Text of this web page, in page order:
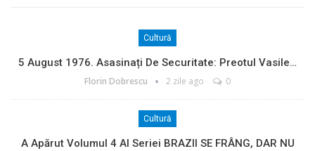
Cultură
5 August 1976. Asasinați De Securitate: Preotul Vasile…
Florin Dobrescu 2 zile ago 0
Cultură
A Apărut Volumul 4 Al Seriei BRAZII SE FRÂNG, DAR NU